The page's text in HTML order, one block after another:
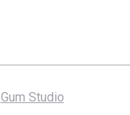
Gum Studio